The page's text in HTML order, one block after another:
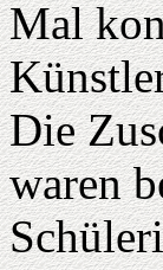
Mal
Die
waren